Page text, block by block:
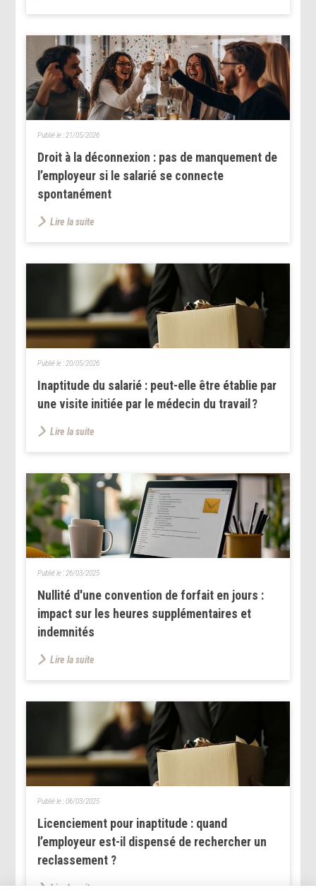
Droit à la déconnexion : pas de manquement de
l’employeur si le salarié se connecte
spontanément
Publié le : 21/05/2026
Lire la suite
Inaptitude du salarié : peut-elle être établie par
une visite initiée par le médecin du travail ?
Publié le : 20/05/2026
Lire la suite
Nullité d'une convention de forfait en jours :
impact sur les heures supplémentaires et
indemnités
Publié le : 26/03/2025
Lire la suite
Licenciement pour inaptitude : quand
l’employeur est-il dispensé de rechercher un
reclassement ?
Publié le :06/03/2025
Lire la suite